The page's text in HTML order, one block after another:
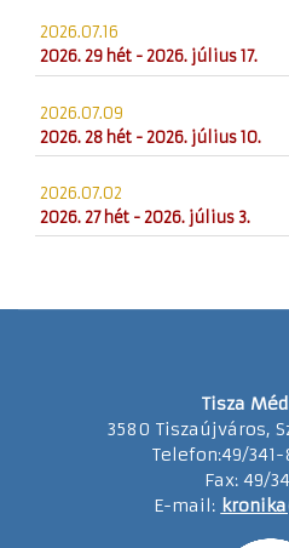
2026.07.16
2026. 29 hét - 2026. július 17.
2026.07.09
2026. 28 hét - 2026. július 10.
2026.07.02
2026. 27 hét - 2026. július 3.
Tisza
3580 Tiszaújváros,
Telefon:49/341-
Fax: 49/
E-mail: